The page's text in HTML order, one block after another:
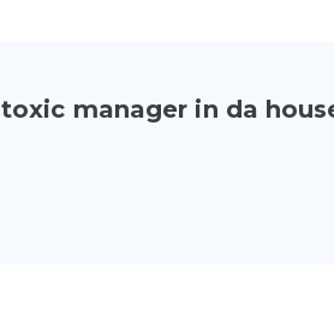
manager in da